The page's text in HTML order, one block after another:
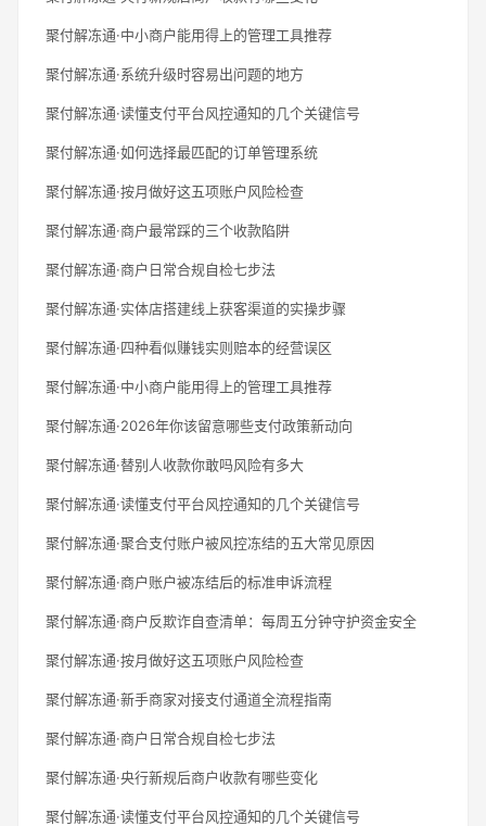
聚付解冻通·中小商户能用得上的管理工具推荐
聚付解冻通·系统升级时容易出问题的地方
聚付解冻通·读懂支付平台风控通知的几个关键信号
聚付解冻通·如何选择最匹配的订单管理系统
聚付解冻通·按月做好这五项账户风险检查
聚付解冻通·商户最常踩的三个收款陷阱
聚付解冻通·商户日常合规自检七步法
聚付解冻通·实体店搭建线上获客渠道的实操步骤
聚付解冻通·四种看似赚钱实则赔本的经营误区
聚付解冻通·中小商户能用得上的管理工具推荐
聚付解冻通·2026年你该留意哪些支付政策新动向
聚付解冻通·替别人收款你敢吗风险有多大
聚付解冻通·读懂支付平台风控通知的几个关键信号
聚付解冻通·聚合支付账户被风控冻结的五大常见原因
聚付解冻通·商户账户被冻结后的标准申诉流程
聚付解冻通·商户反欺诈自查清单：每周五分钟守护资金安全
聚付解冻通·按月做好这五项账户风险检查
聚付解冻通·新手商家对接支付通道全流程指南
聚付解冻通·商户日常合规自检七步法
聚付解冻通·央行新规后商户收款有哪些变化
聚付解冻通·读懂支付平台风控通知的几个关键信号